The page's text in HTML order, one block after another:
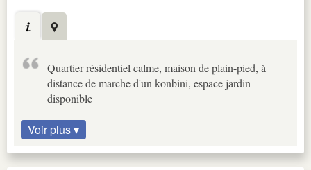
Quartier résidentiel calme, maison de plain-pied, à
distance de marche d'un konbini, espace jardin
disponible
Voir plus ▾